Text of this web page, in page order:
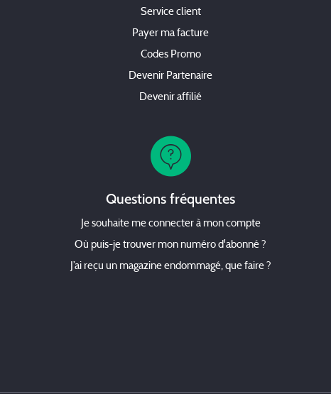
Service client
Payer ma facture
Codes Promo
Devenir Partenaire
Devenir affilié
Questions fréquentes
Je souhaite me connecter à mon compte
Où puis-je trouver mon numéro d'abonné ?
J’ai reçu un magazine endommagé, que faire ?